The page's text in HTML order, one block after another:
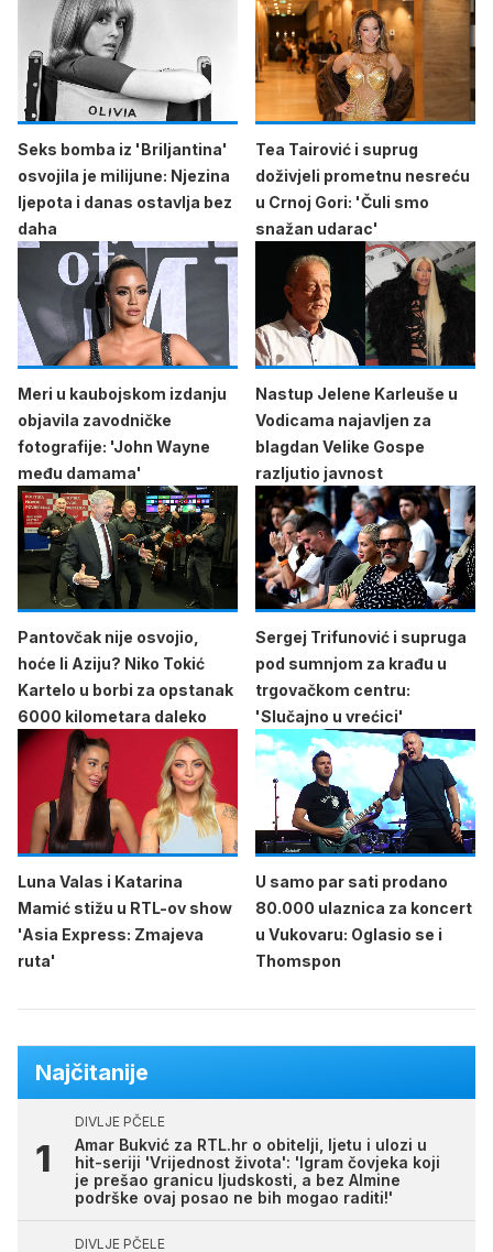
Seks bomba iz 'Briljantina'
osvojila je milijune: Njezina
ljepota i danas ostavlja bez
daha
Tea Tairović i suprug
doživjeli prometnu nesreću
u Crnoj Gori: 'Čuli smo
snažan udarac'
Meri u kaubojskom izdanju
objavila zavodničke
fotografije: 'John Wayne
među damama'
Nastup Jelene Karleuše u
Vodicama najavljen za
blagdan Velike Gospe
razljutio javnost
Pantovčak nije osvojio,
hoće li Aziju? Niko Tokić
Kartelo u borbi za opstanak
6000 kilometara daleko
Sergej Trifunović i supruga
pod sumnjom za krađu u
trgovačkom centru:
'Slučajno u vrećici'
Luna Valas i Katarina
Mamić stižu u RTL-ov show
'Asia Express: Zmajeva
ruta'
U samo par sati prodano
80.000 ulaznica za koncert
u Vukovaru: Oglasio se i
Thomspon
Najčitanije
DIVLJE PČELE
Amar Bukvić za RTL.hr o obitelji, ljetu i ulozi u
hit-seriji 'Vrijednost života': 'Igram čovjeka koji
je prešao granicu ljudskosti, a bez Almine
podrške ovaj posao ne bih mogao raditi!'
DIVLJE PČELE